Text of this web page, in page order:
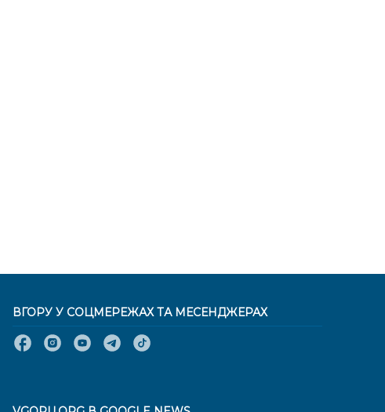
ВГОРУ У СОЦМЕРЕЖАХ ТА МЕСЕНДЖЕРАХ